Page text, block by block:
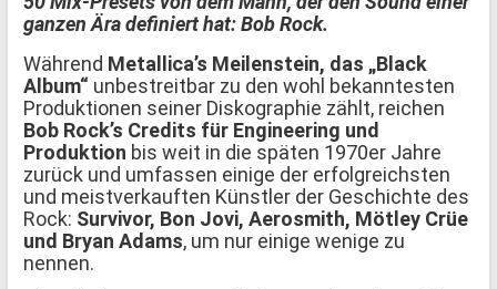
ganzen Ära definiert hat: Bob Rock.
Während Metallica’s Meilenstein, das „Black
Album“ unbestreitbar zu den wohl bekanntesten
Produktionen seiner Diskographie zählt, reichen
Bob Rock’s Credits für Engineering und
Produktion bis weit in die späten 1970er Jahre
zurück und umfassen einige der erfolgreichsten
und meistverkauften Künstler der Geschichte des
Rock: Survivor, Bon Jovi, Aerosmith, Mötley Crüe
und Bryan Adams, um nur einige wenige zu
nennen.